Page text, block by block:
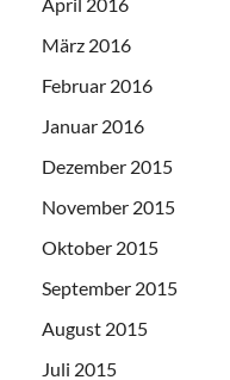
März 2016
Februar 2016
Januar 2016
Dezember 2015
November 2015
Oktober 2015
September 2015
August 2015
Juli 2015